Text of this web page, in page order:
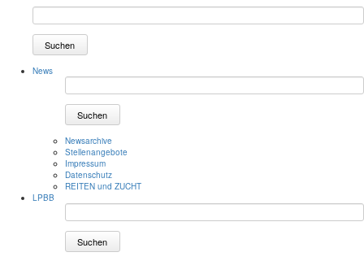
Suchen
News
Suchen
Newsarchive
Stellenangebote
Impressum
Datenschutz
REITEN und ZUCHT
LPBB
Suchen